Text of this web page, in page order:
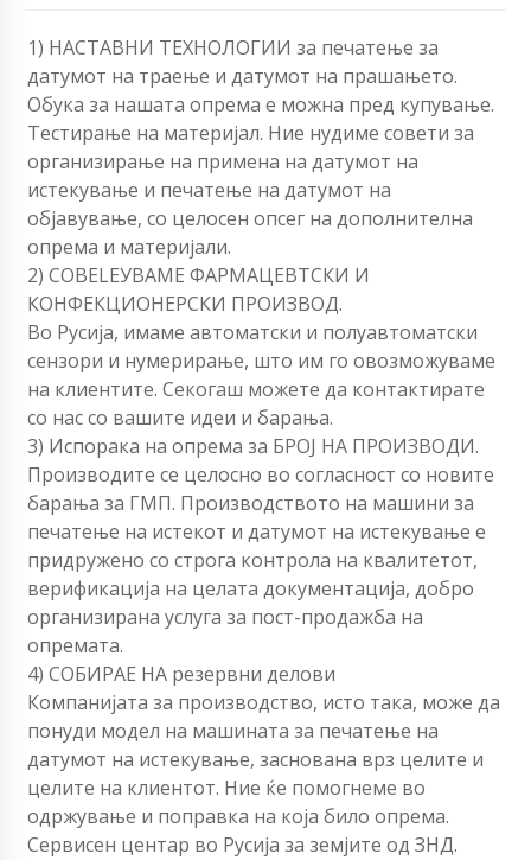
1) НАСТАВНИ ТЕХНОЛОГИИ за печатење за
датумот на траење и датумот на прашањето.
Обука за нашата опрема е можна пред купување.
Тестирање на материјал. Ние нудиме совети за
организирање на примена на датумот на
истекување и печатење на датумот на
објавување, со целосен опсег на дополнителна
опрема и материјали.
2) СОВЕLEУВАМЕ ФАРМАЦЕВТСКИ И
КОНФЕКЦИОНЕРСКИ ПРОИЗВОД.
Во Русија, имаме автоматски и полуавтоматски
сензори и нумерирање, што им го овозможуваме
на клиентите. Секогаш можете да контактирате
со нас со вашите идеи и барања.
3) Испорака на опрема за БРОЈ НА ПРОИЗВОДИ.
Производите се целосно во согласност со новите
барања за ГМП. Производството на машини за
печатење на истекот и датумот на истекување е
придружено со строга контрола на квалитетот,
верификација на целата документација, добро
организирана услуга за пост-продажба на
опремата.
4) СОБИРАЕ НА резервни делови
Компанијата за производство, исто така, може да
понуди модел на машината за печатење на
датумот на истекување, заснована врз целите и
целите на клиентот. Ние ќе помогнеме во
одржување и поправка на која било опрема.
Сервисен центар во Русија за земјите од ЗНД.